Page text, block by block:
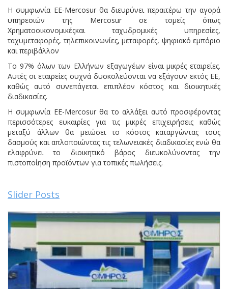
Η συμφωνία ΕΕ-Mercosur θα διευρύνει περαιτέρω την αγορά
υπηρεσιών της Mercosur σε τομείς όπως
Χρηματοοικονομικέςκαι ταχυδρομικές υπηρεσίες,
ταχυμεταφορές, τηλεπικοινωνίες, μεταφορές, ψηφιακό εμπόριο
και περιβάλλον
Το 97% όλων των Ελλήνων εξαγωγέων είναι μικρές εταιρείες.
Αυτές οι εταιρείες συχνά δυσκολεύονται να εξάγουν εκτός ΕΕ,
καθώς αυτό συνεπάγεται επιπλέον κόστος και διοικητικές
διαδικασίες.
Η συμφωνία ΕΕ-Mercosur θα το αλλάξει αυτό προσφέροντας
περισσότερες ευκαιρίες για τις μικρές επιχειρήσεις καθώς
μεταξύ άλλων θα μειώσει το κόστος καταργώντας τους
δασμούς και απλοποιώντας τις τελωνειακές διαδικασίες ενώ θα
ελαφρύνει το διοικητικό βάρος διευκολύνοντας την
πιστοποίηση προϊόντων για τοπικές πωλήσεις.
Slider Posts